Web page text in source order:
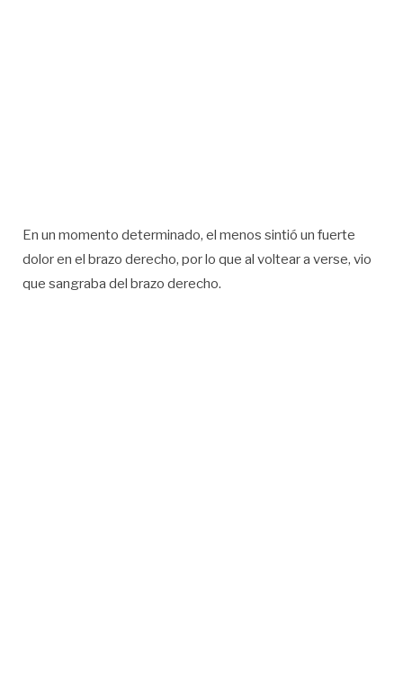
En un momento determinado, el menos sintió un fuerte
dolor en el brazo derecho, por lo que al voltear a verse, vio
que sangraba del brazo derecho.